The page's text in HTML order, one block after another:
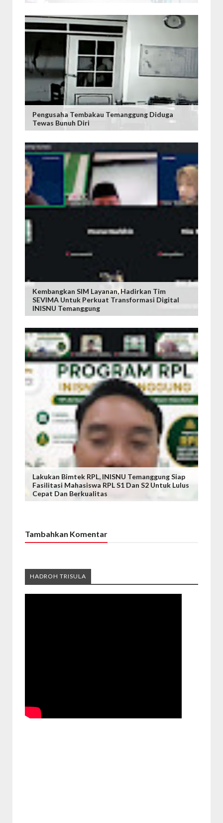
Pengusaha Tembakau Temanggung Diduga
Tewas Bunuh Diri
Kembangkan SIM Layanan, Hadirkan Tim
SEVIMA Untuk Perkuat Transformasi Digital
INISNU Temanggung
Lakukan Bimtek RPL, INISNU Temanggung Siap
Fasilitasi Mahasiswa RPL S1 Dan S2 Untuk Lulus
Cepat Dan Berkualitas
Tambahkan Komentar
HADROH TRISULA